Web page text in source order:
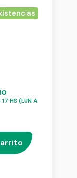
HS (LUN A